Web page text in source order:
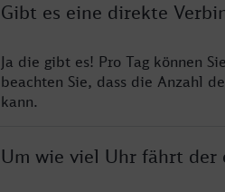
Gibt es eine direkte
Ja die gibt es! Pro Tag können
beachten Sie, dass die Anzahl
kann.
Um wie viel Uhr fährt der